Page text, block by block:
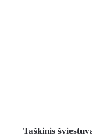
Taškinis